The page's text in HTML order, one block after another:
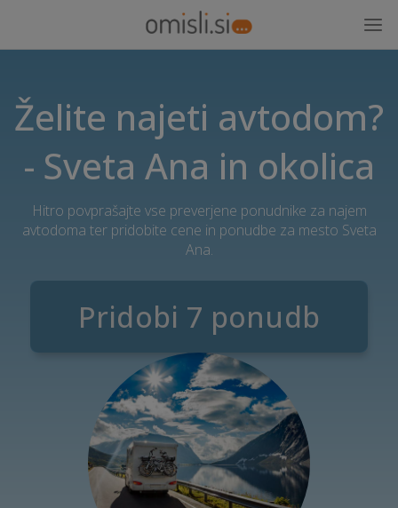
Želite najeti avtodom?
- Sveta Ana in okolica
Hitro povprašajte vse preverjene ponudnike za najem
avtodoma ter pridobite cene in ponudbe za mesto Sveta
Ana.
Pridobi 7 ponudb